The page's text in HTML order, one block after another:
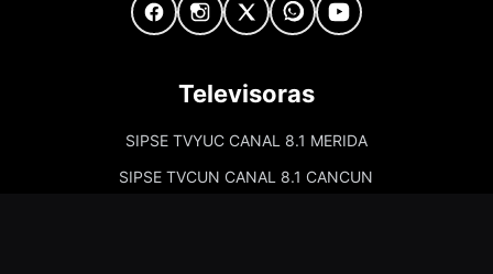
Televisoras
SIPSE TVYUC CANAL 8.1 MERIDA
SIPSE TVCUN CANAL 8.1 CANCUN